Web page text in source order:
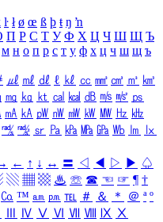
ŀ ł ø œ ß þ ŧ ŋ ŉ
П Р С Т У Ф Х Ц Ч Ш Щ Ъ
м н о п р с т у ф х ц ч ш щ ъ
㎕ ㎖ ㎗ ℓ ㎘ ㏄ ㎣ ㎤ ㎥ ㎦
㎎ ㎏ ㏏ ㎈ ㎉ ㏈ ㎧ ㎨ ㎰
㎃ ㎄ ㎺ ㎻ ㎽ ㎾ ㎿ ㎐ ㎑
㎮ ㎯ ㏛ ㎩ ㎪ ㎫ ㎬ ㏝ ㏐
㏓
← ↑ ↓ ↔ 〓 ◁ ◀ ▷ ▶ ♤
▧ ▦ ▩ ♨ ☏ ☎ ☜ ☞ ¶ †
㏇ ™ ㏂ ㏘ ℡ ＃ ＆ ＊ ＠ ª º
Ⅳ Ⅴ Ⅵ Ⅶ Ⅷ Ⅸ Ⅹ